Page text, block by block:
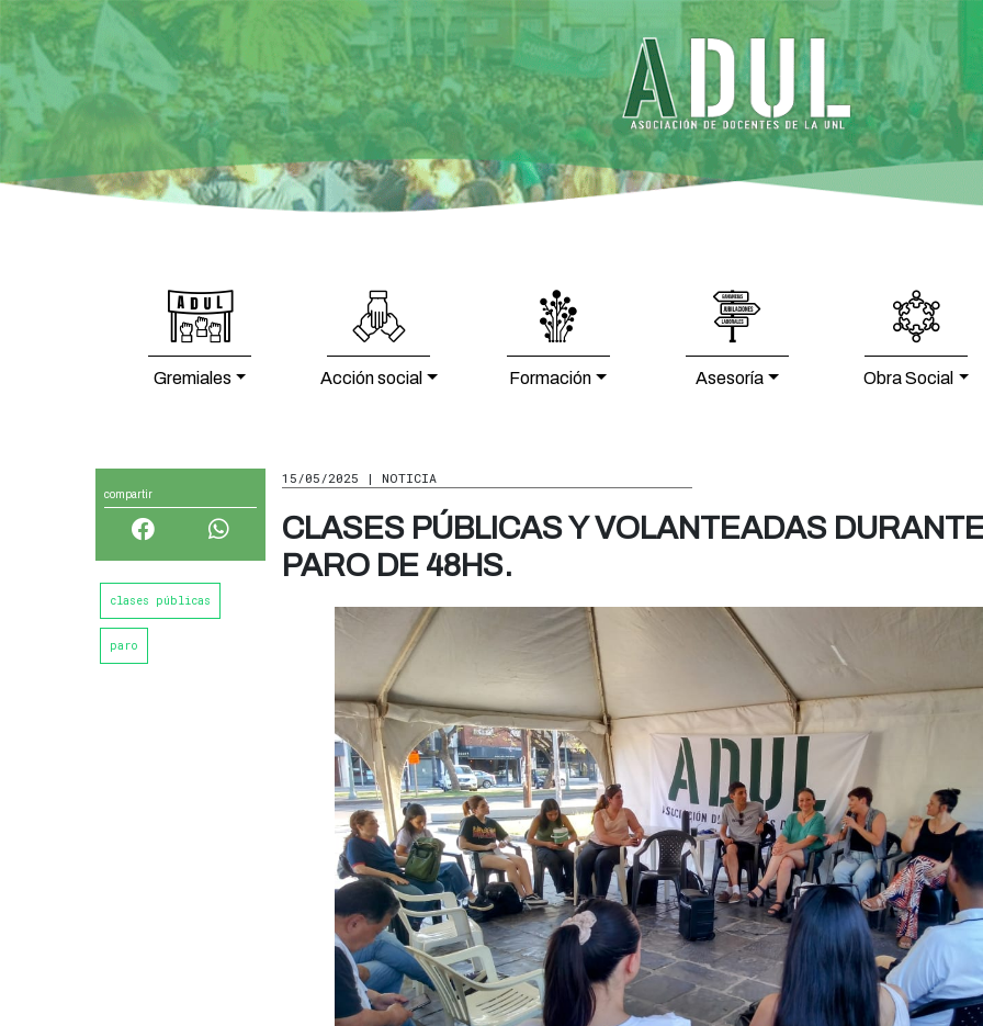
Gremiales Acción social Formación Asesoría Obra Social
compartir
clases públicas
paro
15/05/2025 | NOTICIA
CLASES PÚBLICAS Y VOLANTEADAS
PARO DE 48HS.